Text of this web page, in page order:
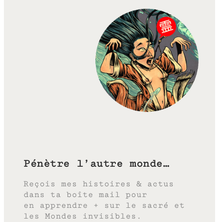
Pénètre l’autre monde…
Reçois mes histoires & actus
dans ta boîte mail pour
en apprendre + sur le sacré et
les Mondes invisibles.